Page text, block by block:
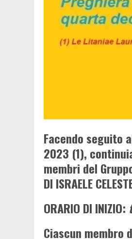
Facendo seguito
2023 (1),
membri del Gruppo
DI ISRAELE
ORARIO DI INIZIO:
Ciascun membro